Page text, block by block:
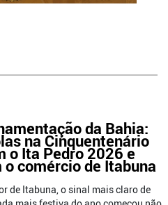
da Bahia:
na Cinquentenário
o Ita Pedro 2026 e
o comércio de Itabuna
de Itabuna, o sinal mais claro de